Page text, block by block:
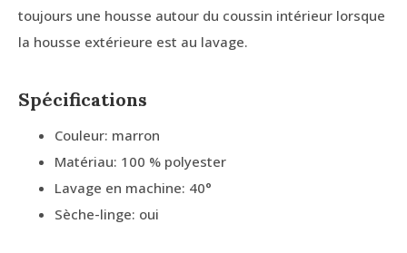
toujours une housse autour du coussin intérieur lorsque
la housse extérieure est au lavage.
Spécifications
Couleur: marron
Matériau: 100 % polyester
Lavage en machine: 40°
Sèche-linge: oui